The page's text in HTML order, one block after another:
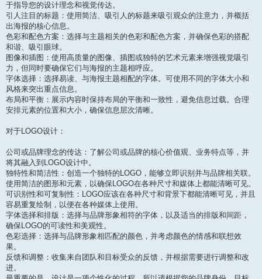
于指导您的设计理念和视觉传达。
引人注目的标题：使用简洁、吸引人的标题来吸引观众的注意力，并概括
出海报的核心信息。
色彩和配色方案：选择与主题相关的色彩和配色方案，并确保色彩的搭配
和谐、吸引眼球。
图像和插图：使用高质量的图像、插图或独特的艺术元素来增强视觉吸引
力，但同时要确保它们与海报的主题相呼应。
字体选择：选择易读、与海报主题相配的字体。可使用不同的字体大小和
风格来突出重点信息。
布局和平衡：展示内容时保持布局的平衡和一致性，避免信息过载。合理
安排元素的位置和大小，确保信息层次清晰。
对于LOGO设计：
公司或品牌理念的传达：了解公司或品牌的核心价值观、业务特点等，并
将其融入到LOGO设计中。
独特性和简洁性：创造一个独特的LOGO，能够立即识别并与品牌相关联。
使用简洁的图形和元素，以确保LOGO在各种尺寸和媒体上都能清晰可见。
可识别性和可复制性：LOGO应该在各种尺寸和背景下都能清晰可见，并且
容易重复绘制，以便在各种媒体上使用。
字体选择和排版：选择与品牌形象相符的字体，以及适当的排版和间距，
确保LOGO的可读性和美观性。
色彩选择：选择与品牌形象相匹配的颜色，并考虑颜色的情感和联想效
果。
反馈和调整：收集来自团队和目标受众的反馈，并根据需要进行调整和改
进。